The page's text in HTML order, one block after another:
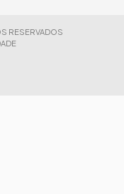
RESERVADOS